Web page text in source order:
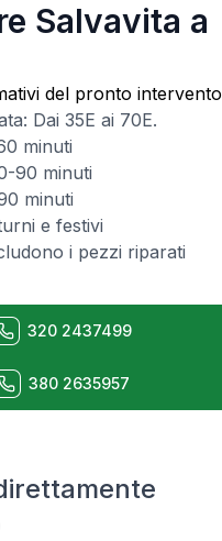
Salvavita a
del pronto intervento
Dai 35E ai 70E.
minuti
90 minuti
minuti
e festivi
i pezzi riparati
320 2437499
380 2635957